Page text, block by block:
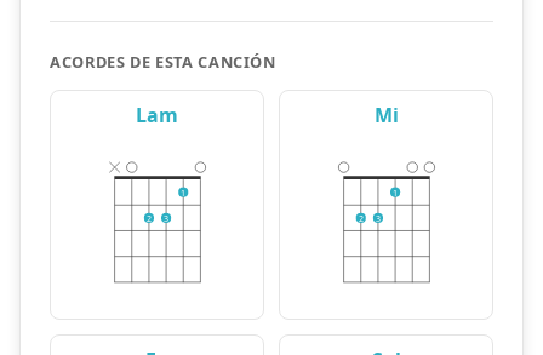
ACORDES DE ESTA CANCIÓN
Lam
2 3
1
Mi
2 3
1